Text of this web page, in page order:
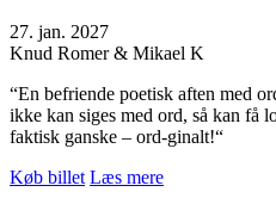
27. jan. 2027
Knud Romer & Mikael K
“En befriende poetisk aften med
ikke kan siges med ord, så kan få
faktisk ganske – ord-ginalt!“
Køb billet Læs mere